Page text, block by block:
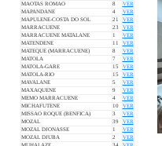
MAOTAS ROMAO
8
VER
MAPANDANE
4
VER
MAPULENE-COSTA DO SOL
21
VER
MARRACUENE
23
VER
MARRACUENE MATALANE
1
VER
MATENDENE
11
VER
MATEQUE (MARRACUENE)
8
VER
MATOLA
7
VER
MATOLA-GARE
15
VER
MATOLA-RIO
15
VER
MAVALANE
5
VER
MAXAQUENE
9
VER
MEMO MARRACUENE
4
VER
MICHAFUTENE
10
VER
MISSAO ROQUE (BENFICA)
3
VER
MOZAL
39
VER
MOZAL DJONASSE
1
VER
MOZAL DJUBA
2
VER